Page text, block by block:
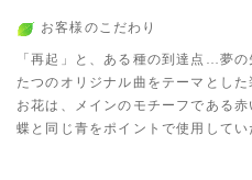
お客様のこだわり
「再起」と、ある種の到達点…夢
たつのオリジナル曲をテーマとし
お花は、メインのモチーフである
蝶と同じ青をポイントで使用してい